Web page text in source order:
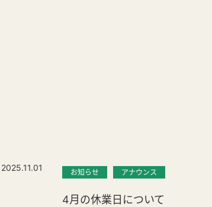
2025.11.01 お知らせ アナウンス
4月の休業日について